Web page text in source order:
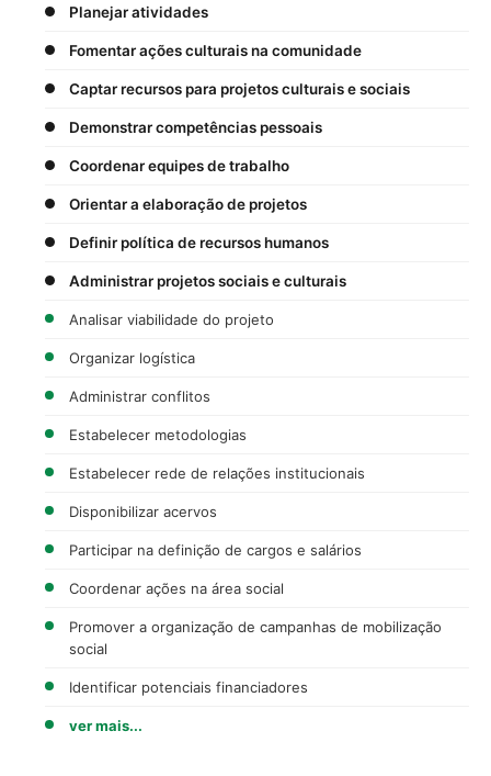
Planejar atividades
Fomentar ações culturais na comunidade
Captar recursos para projetos culturais e sociais
Demonstrar competências pessoais
Coordenar equipes de trabalho
Orientar a elaboração de projetos
Definir política de recursos humanos
Administrar projetos sociais e culturais
Analisar viabilidade do projeto
Organizar logística
Administrar conflitos
Estabelecer metodologias
Estabelecer rede de relações institucionais
Disponibilizar acervos
Participar na definição de cargos e salários
Coordenar ações na área social
Promover a organização de campanhas de mobilização
social
Identificar potenciais financiadores
ver mais...